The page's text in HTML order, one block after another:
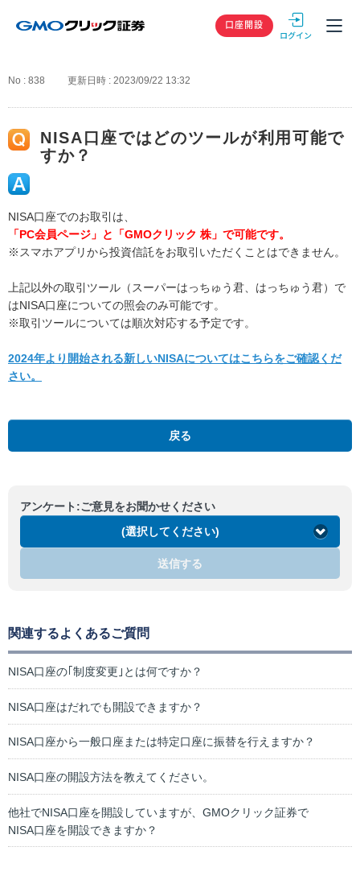
GMOクリック
口座開設
No : 838 更新日時 : 2023/09/22 13:32
NISA口座ではどのツールが利用可能で
すか？
NISA口座でのお取引は、
「PC会員ページ」と「GMOクリック 株」で可能です。
※スマホアプリから投資信託をお取引いただくことはできません。
上記以外の取引ツール（スーパーはっちゅう君、はっちゅう君）で
はNISA口座についての照会のみ可能です。
※取引ツールについては順次対応する予定です。
2024年より開始される新しいNISAについてはこちらをご確認くだ
さい。
戻る
アンケート:ご意見をお聞かせください
(選択してください)
送信する
関連するよくあるご質問
NISA口座の｢制度変更｣とは何ですか？
NISA口座はだれでも開設できますか？
NISA口座から一般口座または特定口座に振替を行えますか？
NISA口座の開設方法を教えてください。
他社でNISA口座を開設していますが、GMOクリック証券で
NISA口座を開設できますか？